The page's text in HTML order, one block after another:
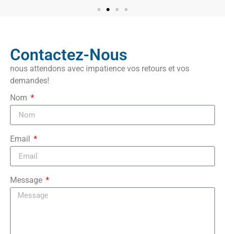
Contactez-Nous
nous attendons avec impatience vos retours et vos
demandes!
Nom
Email
Message